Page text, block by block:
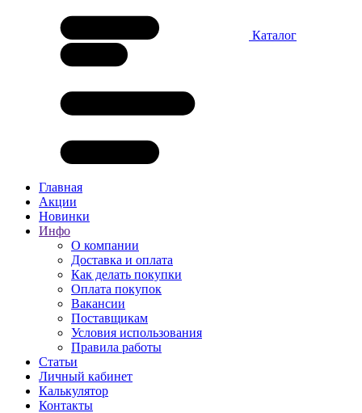
Каталог
Главная
Акции
Новинки
Инфо
О компании
Доставка и оплата
Как делать покупки
Оплата покупок
Вакансии
Поставщикам
Условия использования
Правила работы
Статьи
Личный кабинет
Калькулятор
Контакты